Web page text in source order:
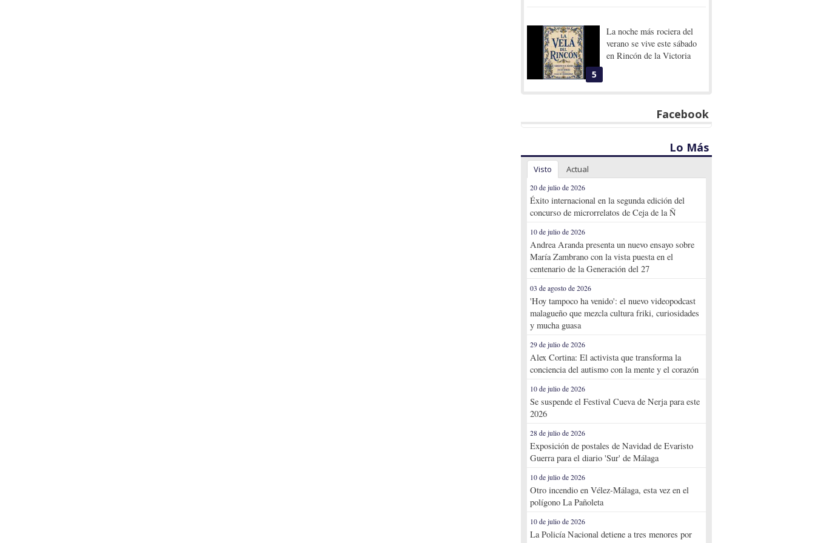
5
La noche más rociera del
verano se vive este sábado
en Rincón de la Victoria
Facebook
Lo Más
Visto Actual
20 de julio de 2026
Éxito internacional en la segunda edición del
concurso de microrrelatos de Ceja de la Ñ
10 de julio de 2026
Andrea Aranda presenta un nuevo ensayo sobre
María Zambrano con la vista puesta en el
centenario de la Generación del 27
03 de agosto de 2026
'Hoy tampoco ha venido': el nuevo videopodcast
malagueño que mezcla cultura friki, curiosidades
y mucha guasa
29 de julio de 2026
Alex Cortina: El activista que transforma la
conciencia del autismo con la mente y el corazón
10 de julio de 2026
Se suspende el Festival Cueva de Nerja para este
2026
28 de julio de 2026
Exposición de postales de Navidad de Evaristo
Guerra para el diario 'Sur' de Málaga
10 de julio de 2026
Otro incendio en Vélez-Málaga, esta vez en el
polígono La Pañoleta
10 de julio de 2026
La Policía Nacional detiene a tres menores por